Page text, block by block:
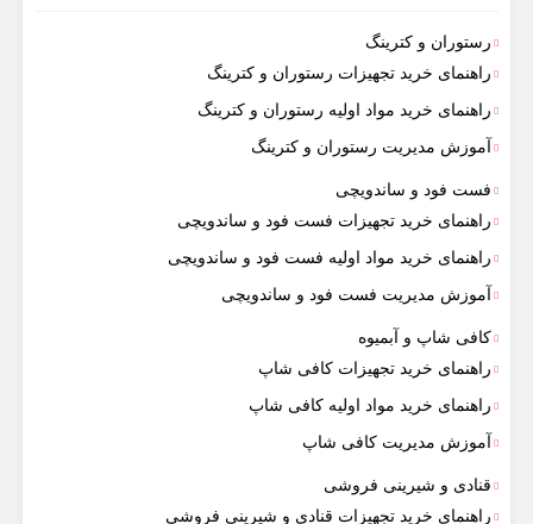
رستوران و کترینگ
راهنمای خرید تجهیزات رستوران و کترینگ
راهنمای خرید مواد اولیه رستوران و کترینگ
آموزش مدیریت رستوران و کترینگ
فست فود و ساندویچی
راهنمای خرید تجهیزات فست فود و ساندویچی
راهنمای خرید مواد اولیه فست فود و ساندویچی
آموزش مدیریت فست فود و ساندویچی
کافی شاپ و آبمیوه
راهنمای خرید تجهیزات کافی شاپ
راهنمای خرید مواد اولیه کافی‌ شاپ‌
آموزش مدیریت کافی شاپ
قنادی و شیرینی فروشی
راهنمای خرید تجهیزات قنادی و شیرینی فروشی